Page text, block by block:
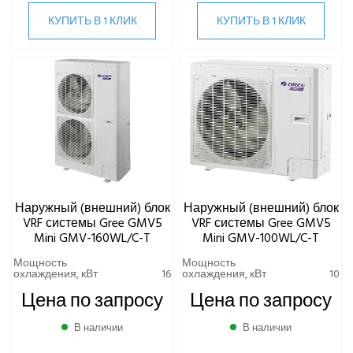
Наружные блоки GMV6 HR
Настенные внутренние блоки VRF-систем
Распределительные блоки и гидромодули VRF-системы
ЧИЛЛЕРЫ
ПРЕЦИЗИОННЫЕ КОНДИЦИОНЕРЫ
ПРИТОЧНО-ВЫТЯЖНЫЕ УСТАНОВКИ
ПРИТОЧНЫЕ ОЧИСТИТЕЛИ ВОЗДУХА, БРИЗЕРЫ
КУПИТЬ В 1 КЛИК КУПИТЬ В 1 КЛИК
Наружный (внешний) блок
VRF системы Gree GMV5
Mini GMV-160WL/C-T
Мощность
охлаждения, кВт 16
Цена по запросу
В наличии
Наружный (внешний) блок
VRF системы Gree GMV5
Mini GMV-100WL/C-T
Мощность
охлаждения, кВт 10
Цена по запросу
В наличии